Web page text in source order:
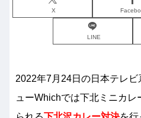
X
LINE
2022年7月24日の日本テレ
ューWhichでは下北ミニカ